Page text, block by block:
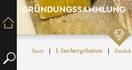
GRÜNDUNGSSAMMLUNG
Start | 1 Suchergebnisse | Zurück